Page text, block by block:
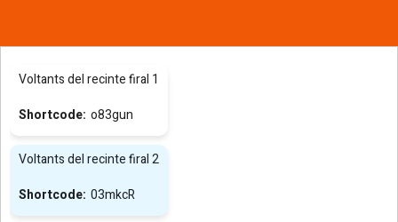
Voltants del recinte firal 1
o83gun
Voltants del recinte firal 2
03mkcR